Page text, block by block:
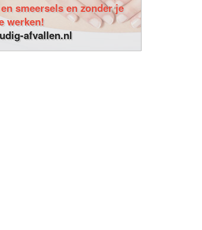
smeersels en zonder je
werken!
afvallen.nl